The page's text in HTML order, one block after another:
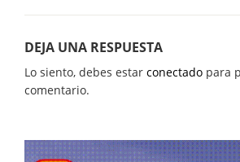
DEJA UNA RESPUESTA
Lo siento, debes estar conectado para
comentario.